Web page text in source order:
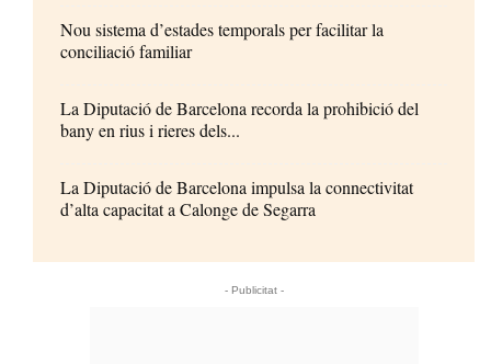
Nou sistema d’estades temporals per facilitar la
conciliació familiar
La Diputació de Barcelona recorda la prohibició del
bany en rius i rieres dels...
La Diputació de Barcelona impulsa la connectivitat
d’alta capacitat a Calonge de Segarra
- Publicitat -